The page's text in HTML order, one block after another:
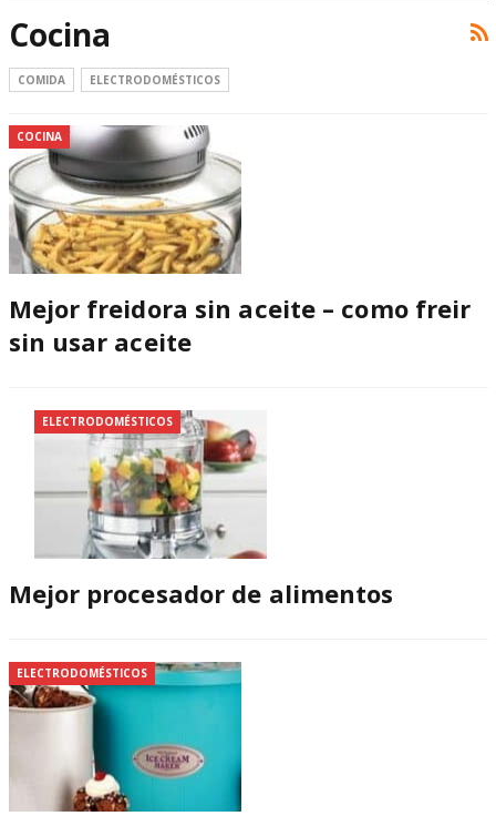
Cocina
COMIDA ELECTRODOMÉSTICOS
COCINA
Mejor freidora sin aceite – como freir
sin usar aceite
ELECTRODOMÉSTICOS
Mejor procesador de alimentos
ELECTRODOMÉSTICOS